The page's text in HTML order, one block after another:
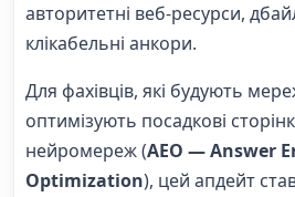
авторитетні веб-ресурси,
клікабельні анкори.
Для фахівців, які будують
оптимізують посадкові
нейромереж (AEO — Answer
Optimization), цей апдейт